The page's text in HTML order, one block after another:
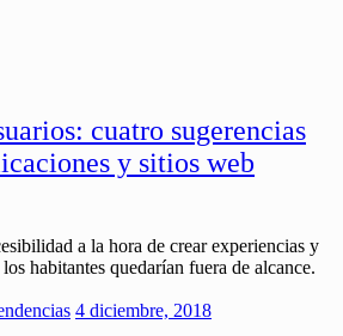
cuatro sugerencias
y sitios web
a la hora de crear experiencias y
habitantes quedarían fuera de alcance.
4 diciembre, 2018